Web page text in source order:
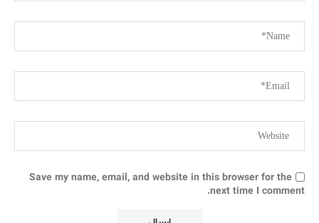
Save my name, email, and website in this browser for the
next time I comment.